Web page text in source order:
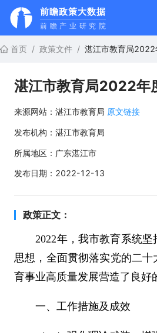
前瞻政策大数据
前瞻产业研究院
首页 / 政策文件 / 湛江市教育局2022
湛江市教育局2022年
来源网站： 湛江市教育局 原文链接
发布机构： 湛江市教育局
所属地区： 广东湛江市
发布日期： 2022-12-13
政策正文：
2022年，我市教育系统坚
思想，全面贯彻落实党的二
育事业高质量发展营造了良好
一、工作措施及成效